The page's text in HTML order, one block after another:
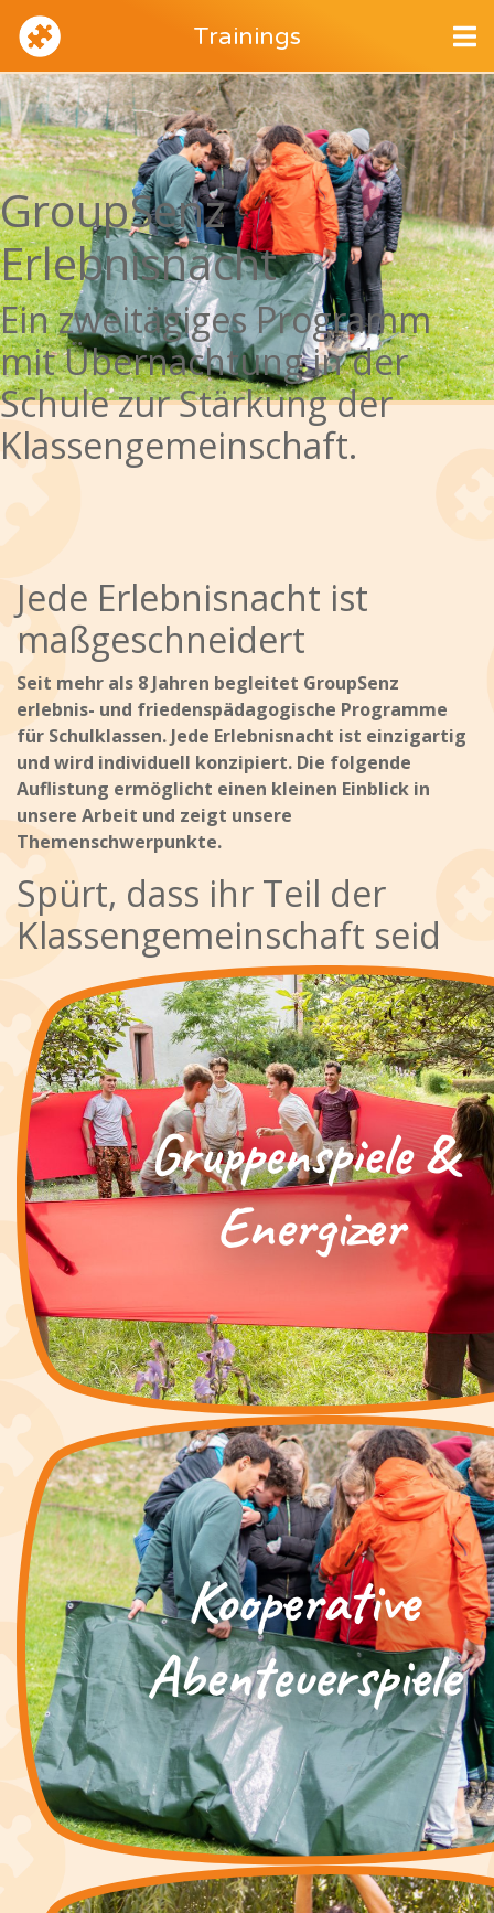
Trainings
GroupSenz
Erlebnisnacht
Ein zweitägiges Programm
mit Übernachtung in der
Schule zur Stärkung der
Klassengemeinschaft.
Jede Erlebnisnacht ist
maßgeschneidert
Seit mehr als 8 Jahren begleitet GroupSenz
erlebnis- und friedenspädagogische Programme
für Schulklassen. Jede Erlebnisnacht ist einzigartig
und wird individuell konzipiert. Die folgende
Auflistung ermöglicht einen kleinen Einblick in
unsere Arbeit und zeigt unsere
Themenschwerpunkte.
Spürt, dass ihr Teil der
Klassengemeinschaft seid